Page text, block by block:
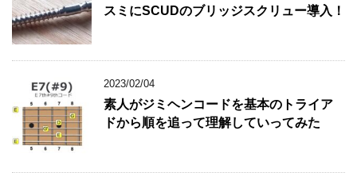
スミにSCUDのブリッジスクリュー導入！
2023/02/04
素人がジミヘンコードを基本のトライア
ドから順を追って理解していってみた